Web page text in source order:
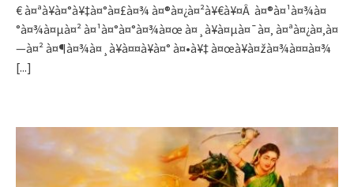
€ à¤ªà¥à¤°à¥‡à¤°à¤£à¤¾ à¤®à¤¿à¤²à¥€à¥¤Â à¤®à¤¹à¤¾à¤
°à¤¾à¤µà¤² à¤¹à¤°à¤°à¤¾à¤œ à¤¸à¥à¤µà¤¯à¤‚ à¤ªà¤¿à¤‚à¤
—à¤² à¤¶à¤¾à¤¸à¥à¤¤à¥à¤° à¤•à¥‡ à¤œà¥à¤žà¤¾à¤¤à¤¾
[...]